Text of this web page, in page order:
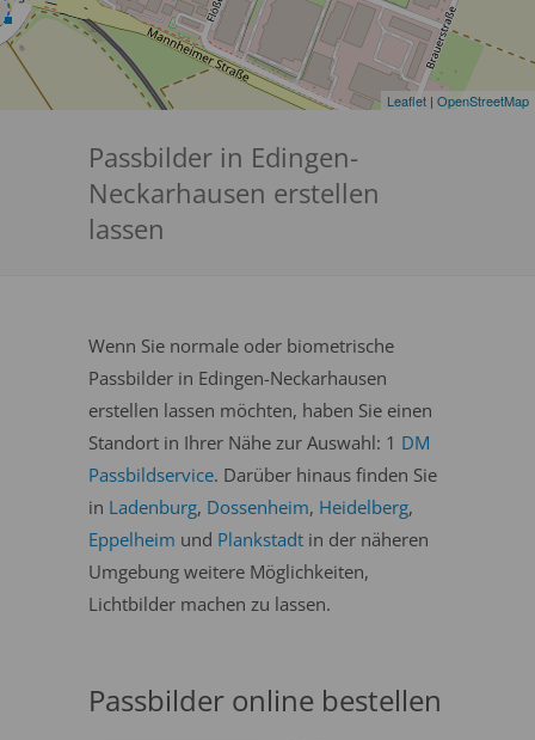
Leaflet | OpenStreetMap
Passbilder in Edingen-
Neckarhausen erstellen
lassen
Wenn Sie normale oder biometrische
Passbilder in Edingen-Neckarhausen
erstellen lassen möchten, haben Sie einen
Standort in Ihrer Nähe zur Auswahl: 1 DM
Passbildservice. Darüber hinaus finden Sie
in Ladenburg, Dossenheim, Heidelberg,
Eppelheim und Plankstadt in der näheren
Umgebung weitere Möglichkeiten,
Lichtbilder machen zu lassen.
Passbilder online bestellen